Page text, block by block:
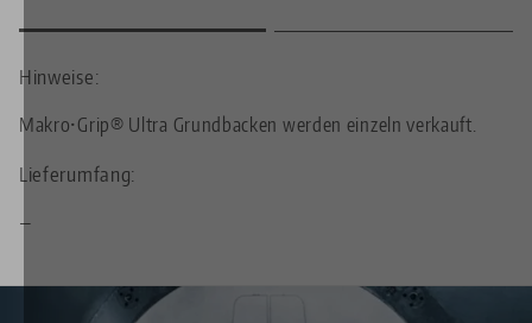
Hinweise:
Makro•Grip® Ultra Grundbacken werden einzeln verkauft.
Lieferumfang:
—